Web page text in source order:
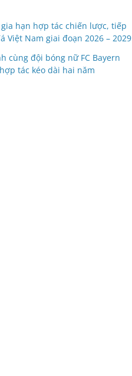
gia hạn hợp tác chiến lược, tiếp
Việt Nam giai đoạn 2026 – 2029
cùng đội bóng nữ FC Bayern
tác kéo dài hai năm